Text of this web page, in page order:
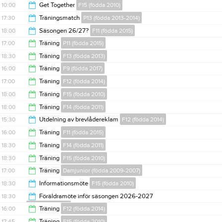
11:00
14:30
10:00 Get Together F15 (födda 2010)
14:30
17:30 Träningsmatch P13 (födda 2013-2014)
18:30
18:00 Säsongen 26/27? F11 (födda 2015)
18:00
17:00 Träning P11 (födda 2015)
18:00
18:30 Träning F13 (födda 2013)
20:00
16:00 Träning F9 (födda 2017)
17:00
17:00 Träning F12 (födda 2014)
18:00
18:00 Träning F15 (födda 2010)
19:30
18:00 Träning F14 (födda 2011)
20:00
15:30 Utdelning av brevlådereklam F12 (födda 2014)
19:00
16:00 Träning F11 (födda 2015)
17:00
18:30 Träning F14 (födda 2011)
19:30
18:30 Träning F15 (födda 2010)
19:30
17:00 Träning Damjunior (födda 2009-2007)
18:30
18:30 Informationsmöte F15 (födda 2010)
19:30
18:30
Föräldramöte inför säsongen 2026-2027
F14 (födda 2011)
16:00 Träning F12 (födda 2014)